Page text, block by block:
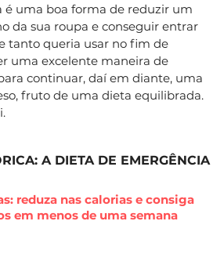
é uma boa forma de reduzir um
da sua roupa e conseguir entrar
tanto queria usar no fim de
uma excelente maneira de
continuar, daí em diante, uma
fruto de uma dieta equilibrada.
A DIETA DE EMERGÊNCIA
reduza nas calorias e consiga
em menos de uma semana